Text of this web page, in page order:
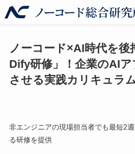
ノーコード×AI時代を後
Dify研修」！企業のAI
させる実践カリキュラ
非エンジニアの現場担当者でも最短2
る研修を提供